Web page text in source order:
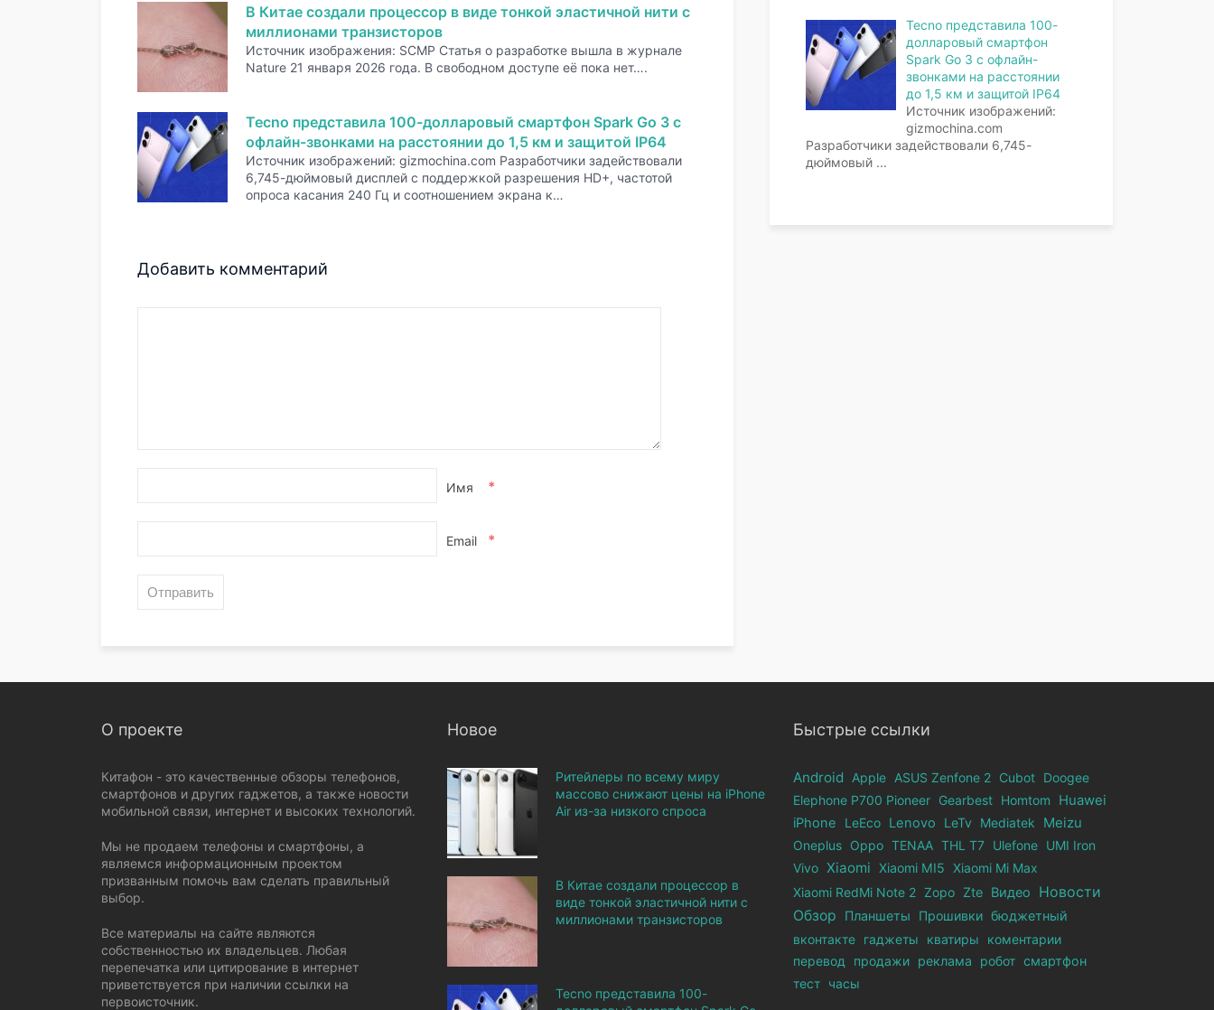
В Китае создали процессор в виде тонкой эластичной нити с
миллионами транзисторов
Источник изображения: SCMP Статья о разработке вышла в журнале
Nature 21 января 2026 года. В свободном доступе её пока нет….
Tecno представила 100-долларовый смартфон Spark Go 3 с
офлайн-звонками на расстоянии до 1,5 км и защитой IP64
Источник изображений: gizmochina.com Разработчики задействовали
6,745-дюймовый дисплей с поддержкой разрешения HD+, частотой
опроса касания 240 Гц и соотношением экрана к…
Добавить комментарий
Имя *
Email *
Tecno представила 100-
долларовый смартфон
Spark Go 3 с офлайн-
звонками на расстоянии
до 1,5 км и защитой IP64
Источник изображений:
gizmochina.com
Разработчики задействовали 6,745-
дюймовый ...
О проекте
Китафон - это качественные обзоры телефонов,
смартфонов и других гаджетов, а также новости
мобильной связи, интернет и высоких технологий.
Мы не продаем телефоны и смартфоны, а
являемся информационным проектом
призванным помочь вам сделать правильный
выбор.
Все материалы на сайте являются
собственностью их владельцев. Любая
перепечатка или цитирование в интернет
приветствуется при наличии ссылки на
первоисточник.
Новое
Ритейлеры по всему миру
массово снижают цены на iPhone
Air из-за низкого спроса
В Китае создали процессор в
виде тонкой эластичной нити с
миллионами транзисторов
Tecno представила 100-
Быстрые ссылки
Android Apple ASUS Zenfone 2 Cubot Doogee
Elephone Р700 Pioneer Gearbest Homtom
Huawei
iPhone
LeEco Lenovo LeTv Mediatek Meizu
Oneplus Oppo TENAA THL T7 Ulefone UMI Iron
Vivo Xiaomi Xiaomi MI5 Xiaomi Mi Max
Xiaomi RedMi Note 2 Zopo Zte Видео Новости
Обзор Планшеты Прошивки бюджетный
вконтакте гаджеты кватиры
коментарии
перевод
продажи реклама робот смартфон
тест часы